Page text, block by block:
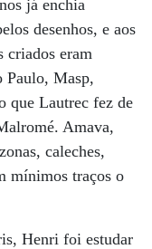
já enchia
desenhos, e aos
criados eram
Paulo, Masp,
que Lautrec fez de
Amava,
caleches,
mínimos traços o
Henri foi estudar